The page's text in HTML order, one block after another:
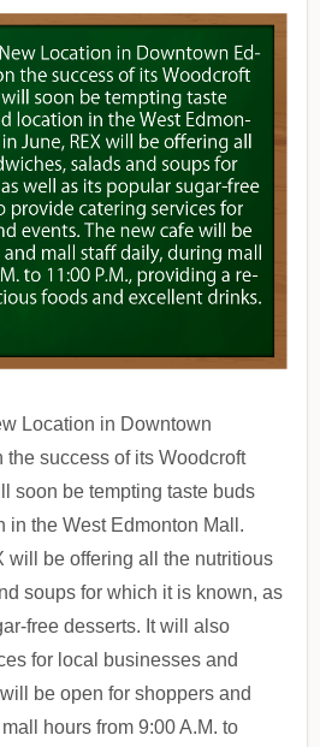
Location in Downtown
success of its Woodcroft
soon be tempting taste buds
in the West Edmonton Mall.
will be offering all the nutritious
soups for which it is known, as
free desserts. It will also
for local businesses and
be open for shoppers and
hours from 9:00 A.M. to